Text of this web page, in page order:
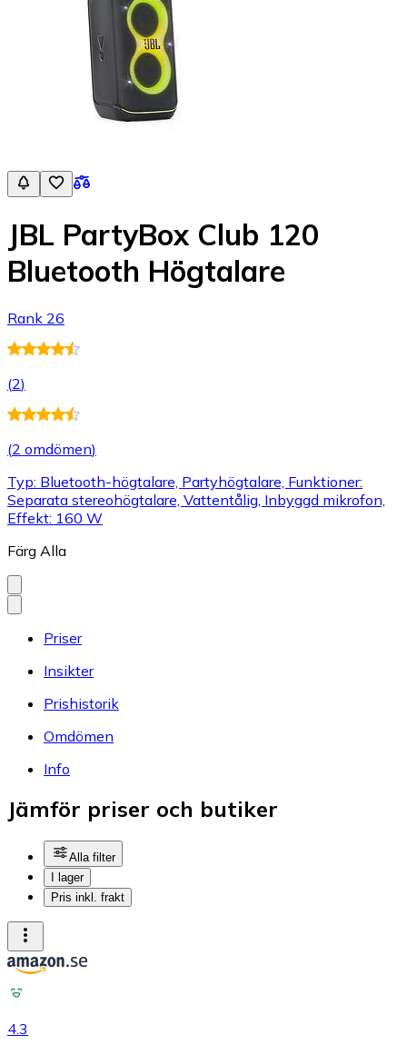
JBL PartyBox Club 120
Bluetooth Högtalare
Rank 26
(2)
(2 omdömen)
Typ: Bluetooth-högtalare, Partyhögtalare, Funktioner:
Separata stereohögtalare, Vattentålig, Inbyggd mikrofon,
Effekt: 160 W
Färg Alla
Priser
Insikter
Prishistorik
Omdömen
Info
Jämför priser och butiker
Alla filter
I lager
Pris inkl. frakt
4.3